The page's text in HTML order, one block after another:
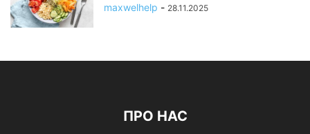
maxwelhelp - 28.11.2025
ПРО НАС